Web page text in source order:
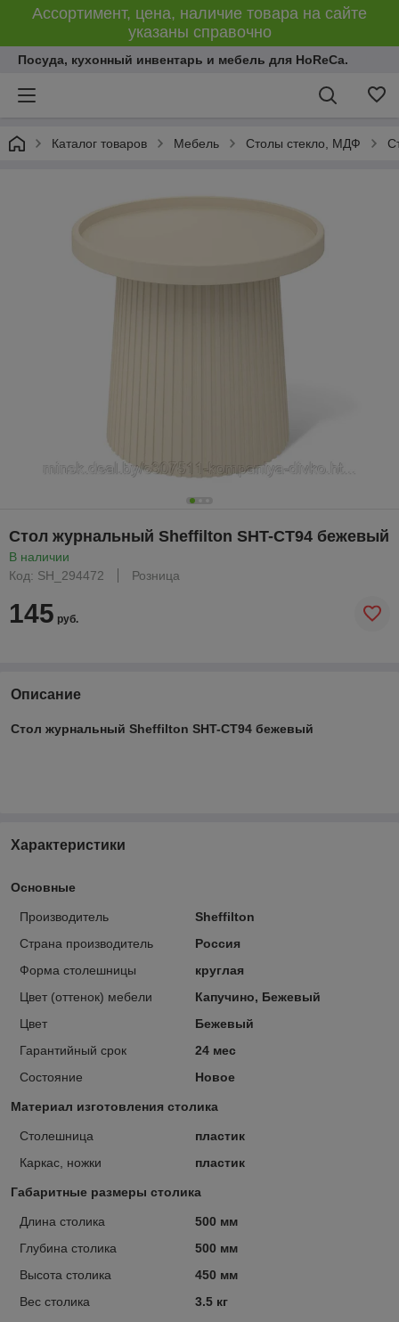
Ассортимент, цена, наличие товара на сайте
указаны справочно
Посуда, кухонный инвентарь и мебель для HoReCa.
Каталог товаров Мебель Столы стекло, МДФ
Стол журнальный Sheffilton SHT-CT94 бежевый
В наличии
Код: SH_294472
Розница
145 руб.
Описание
Стол журнальный Sheffilton SHT-CT94 бежевый
Характеристики
Основные
Производитель
Sheffilton
Страна производитель
Россия
Форма столешницы
круглая
Цвет (оттенок) мебели
Капучино, Бежевый
Цвет
Бежевый
Гарантийный срок
24 мес
Состояние
Новое
Материал изготовления столика
Столешница
пластик
Каркас, ножки
пластик
Габаритные размеры столика
Длина столика
500 мм
Глубина столика
500 мм
Высота столика
450 мм
Вес столика
3.5 кг